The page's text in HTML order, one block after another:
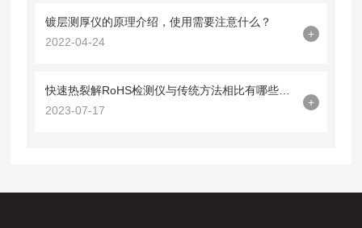
镀层测厚仪的原理介绍，使用需要注意什么？
2022-04-24
+
快速热裂解RoHS检测仪与传统方法相比有哪些优势？
2023-07-17
+